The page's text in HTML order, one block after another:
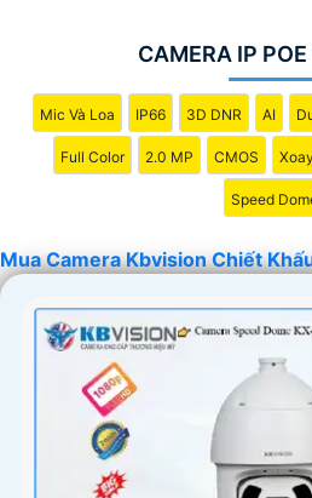
có thể chia sẻ để tôi hỗ trợ bạn
CAMERA IP
Mic Và Loa IP66 3D DNR AI
Full Color 2.0 MP CMOS
Speed
Mua Camera Kbvision Chiết